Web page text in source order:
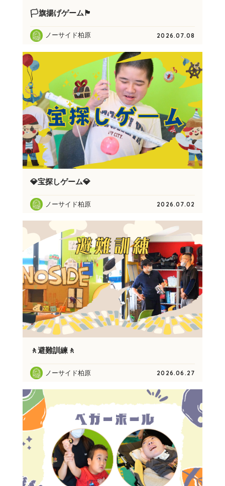
🏳️旗揚げゲーム🏴
ノーサイド柏原 2026.07.08
💎宝探しゲーム💎
ノーサイド柏原 2026.07.02
🚶避難訓練🚶
ノーサイド柏原 2026.06.27